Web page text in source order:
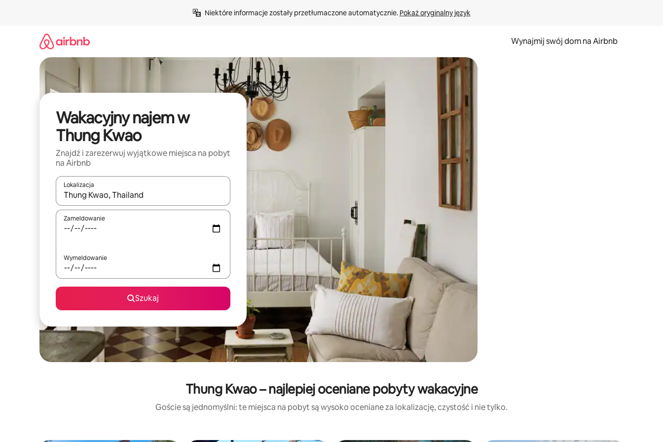
Niektóre informacje zostały przetłumaczone automatycznie. Pokaż oryginalny język
Wynajmij swój dom na Airbnb
Wakacyjny najem w
Thung Kwao
Znajdź i zarezerwuj wyjątkowe miejsca na pobyt
na Airbnb
Lokalizacja
Gdy wyniki będą dostępne, możesz poruszać się po nich za pomocą klawiszy strzałek w górę i w dół lub przeglądać je za pomocą gestów dotykowych lub przesuwania.
Zameldowanie
Wymeldowanie
Szukaj
Thung Kwao – najlepiej oceniane pobyty wakacyjne
Goście są jednomyślni: te miejsca na pobyt są wysoko oceniane za lokalizację, czystość i nie tylko.